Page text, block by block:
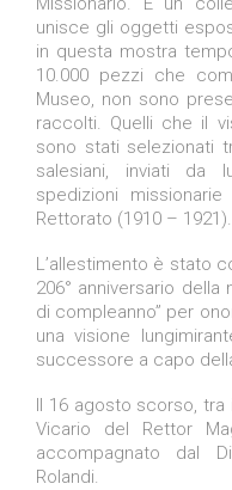
unisce gli oggetti
in questa mostra
10.000 pezzi che
Museo, non sono
raccolti. Quelli che il
sono stati selezionati
salesiani, inviati da
spedizioni
Rettorato (1910 – 1921).
L’allestimento è stato
206° anniversario
di compleanno” per
una visione
successore a capo
Il 16 agosto scorso, tra
Vicario del Rettor
accompagnato dal
Rolandi.